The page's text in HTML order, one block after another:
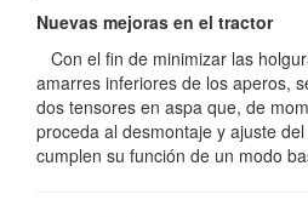
Nuevas mejoras en el tractor
Con el fin de minimizar las
amarres inferiores de los aperos,
dos tensores en aspa que, de
proceda al desmontaje y ajuste
cumplen su función de un modo